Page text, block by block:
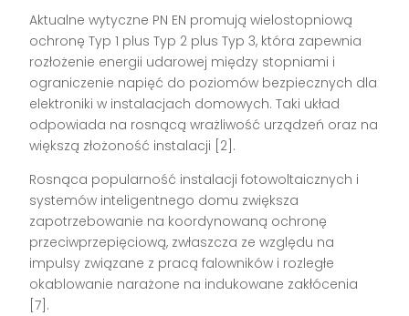
Aktualne wytyczne PN EN promują wielostopniową
ochronę Typ 1 plus Typ 2 plus Typ 3, która zapewnia
rozłożenie energii udarowej między stopniami i
ograniczenie napięć do poziomów bezpiecznych dla
elektroniki w instalacjach domowych. Taki układ
odpowiada na rosnącą wrażliwość urządzeń oraz na
większą złożoność instalacji [2].
Rosnąca popularność instalacji fotowoltaicznych i
systemów inteligentnego domu zwiększa
zapotrzebowanie na koordynowaną ochronę
przeciwprzepięciową, zwłaszcza ze względu na
impulsy związane z pracą falowników i rozległe
okablowanie narażone na indukowane zakłócenia
[7].